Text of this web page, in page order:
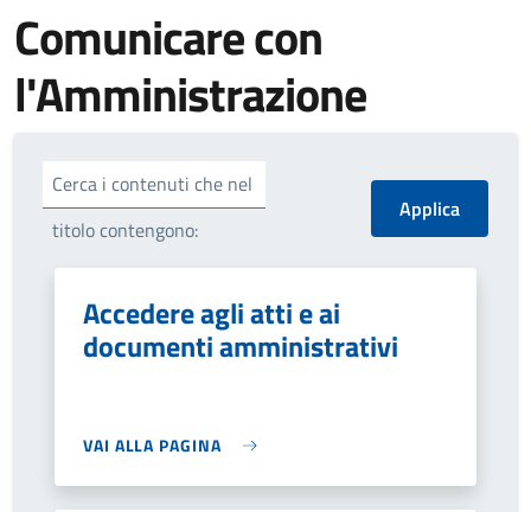
Comunicare con
l'Amministrazione
Cerca i contenuti che nel
titolo contengono:
Accedere agli atti e ai
documenti amministrativi
VAI ALLA PAGINA